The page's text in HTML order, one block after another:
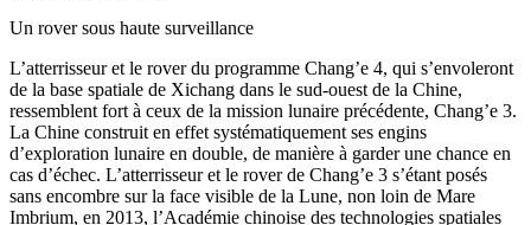
Un rover sous haute surveillance
L’atterrisseur et le rover du programme Chang’e 4, qui s’envoleront
de la base spatiale de Xichang dans le sud-ouest de la Chine,
ressemblent fort à ceux de la mission lunaire précédente, Chang’e 3.
La Chine construit en effet systématiquement ses engins
d’exploration lunaire en double, de manière à garder une chance en
cas d’échec. L’atterrisseur et le rover de Chang’e 3 s’étant posés
sans encombre sur la face visible de la Lune, non loin de Mare
Imbrium, en 2013, l’Académie chinoise des technologies spatiales